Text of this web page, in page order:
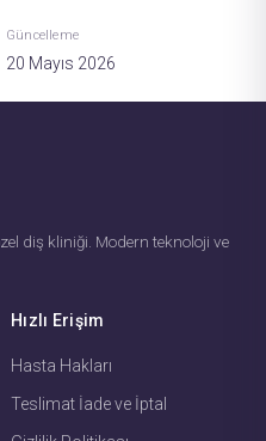
Güncelleme
20 Mayıs 2026
diş kliniği. Modern teknoloji ve
Hızlı Erişim
Hasta Hakları
Teslimat İade ve İptal